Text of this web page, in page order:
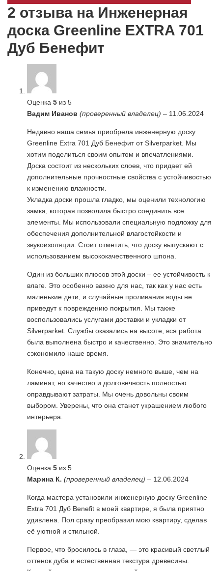
2 отзыва на Инженерная
доска Greenline EXTRA 701
Дуб Бенефит
Оценка 5 из 5
Вадим Иванов (проверенный владелец) – 11.06.2024
Недавно наша семья приобрела инженерную доску
Greenline Extra 701 Дуб Бенефит от Silverparket. Мы
хотим поделиться своим опытом и впечатлениями.
Доска состоит из нескольких слоев, что придает ей
дополнительные прочностные свойства с устойчивостью
к изменению влажности.
Укладка доски прошла гладко, мы оценили технологию
замка, которая позволила быстро соединить все
элементы. Мы использовали специальную подложку для
обеспечения дополнительной влагостойкости и
звукоизоляции. Стоит отметить, что доску выпускают с
использованием высококачественного шпона.
Один из больших плюсов этой доски – ее устойчивость к
влаге. Это особенно важно для нас, так как у нас есть
маленькие дети, и случайные проливания воды не
приведут к повреждению покрытия. Мы также
воспользовались услугами доставки и укладки от
Silverparket. Службы оказались на высоте, вся работа
была выполнена быстро и качественно. Это значительно
сэкономило наше время.
Конечно, цена на такую доску немного выше, чем на
ламинат, но качество и долговечность полностью
оправдывают затраты. Мы очень довольны своим
выбором. Уверены, что она станет украшением любого
интерьера.
Оценка 5 из 5
Марина К. (проверенный владелец) – 12.06.2024
Когда мастера установили инженерную доску Greenline
Extra 701 Дуб Benefit в моей квартире, я была приятно
удивлена. Пол сразу преобразил мою квартиру, сделав
её уютной и стильной.
Первое, что бросилось в глаза, — это красивый светлый
оттенок дуба и естественная текстура древесины.